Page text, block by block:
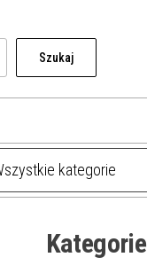
Szukaj
Kategorie